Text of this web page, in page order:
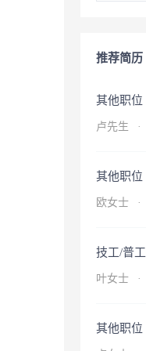
推荐简历
其他职位
卢先生 ·
其他职位
欧女士 ·
技工/普工
叶女士 ·
其他职位